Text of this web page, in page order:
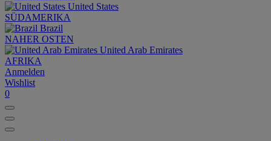
United States
SÜDAMERIKA
Brazil
NAHER OSTEN
United Arab Emirates
AFRIKA
Anmelden
Wishlist
0